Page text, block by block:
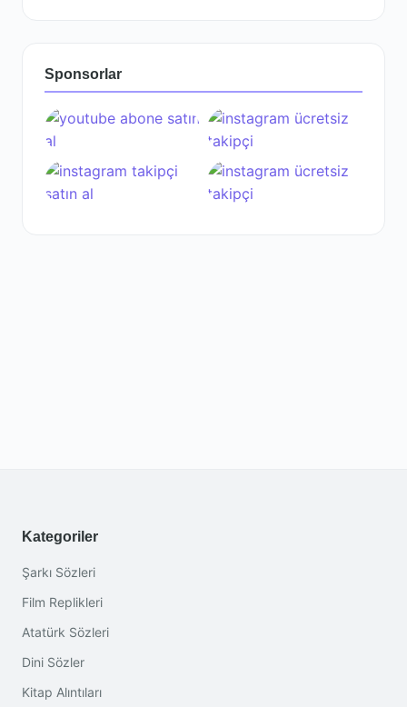
Sponsorlar
Kategoriler
Şarkı Sözleri
Film Replikleri
Atatürk Sözleri
Dini Sözler
Kitap Alıntıları